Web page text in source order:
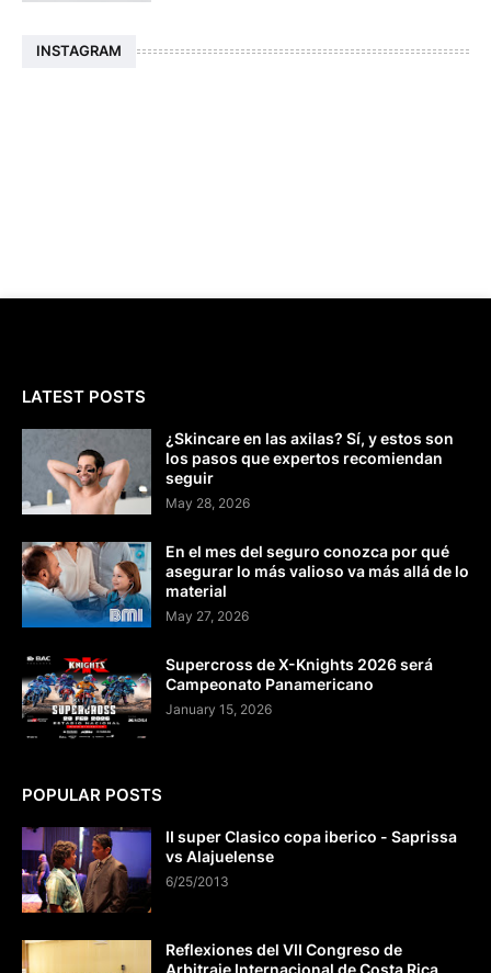
INSTAGRAM
LATEST POSTS
¿Skincare en las axilas? Sí, y estos son
los pasos que expertos recomiendan
seguir
May 28, 2026
En el mes del seguro conozca por qué
asegurar lo más valioso va más allá de lo
material
May 27, 2026
Supercross de X-Knights 2026 será
Campeonato Panamericano
January 15, 2026
POPULAR POSTS
II super Clasico copa iberico - Saprissa
vs Alajuelense
6/25/2013
Reflexiones del VII Congreso de
Arbitraje Internacional de Costa Rica